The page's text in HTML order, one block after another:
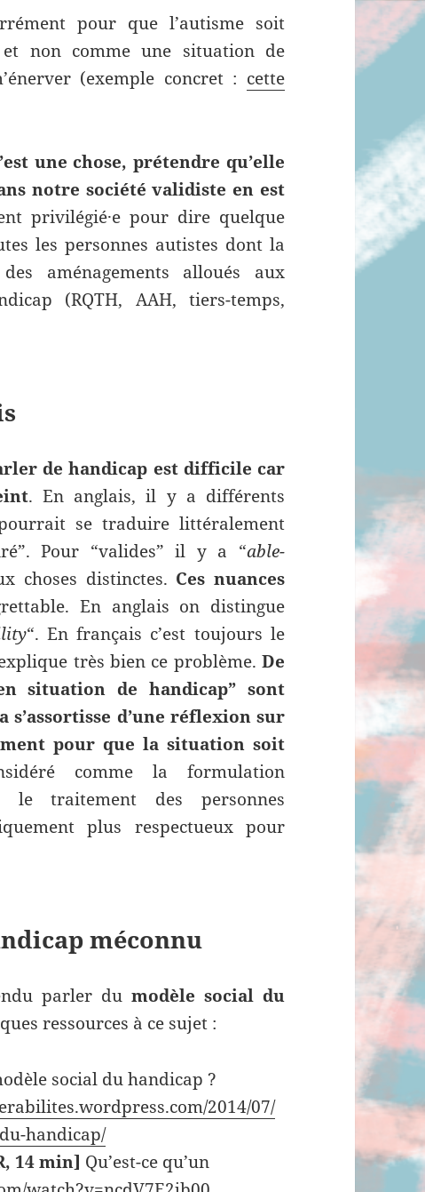
pour que l’autisme soit
non comme une situation de
(exemple concret : cette
une chose, prétendre qu’elle
notre société validiste en est
privilégié·e pour dire quelque
les personnes autistes dont la
aménagements alloués aux
(RQTH, AAH, tiers-temps,
de handicap est difficile car
. En anglais, il y a différents
se traduire littéralement
Pour “valides” il y a “able-
choses distinctes. Ces nuances
En anglais on distingue
“. En français c’est toujours le
très bien ce problème. De
situation de handicap” sont
d’une réflexion sur
pour que la situation soit
comme la formulation
le traitement des personnes
plus respectueux pour
méconnu
parler du modèle social du
ressources à ce sujet :
social du handicap ?
2014/07/
handicap/
14 min] Qu’est-ce qu’un